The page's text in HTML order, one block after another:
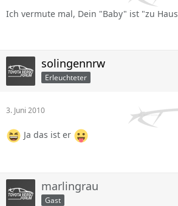
Ich vermute mal, Dein "Baby" ist "zu
solingennrw
Erleuchteter
3. Juni 2010
Ja das ist er
marlingrau
Gast